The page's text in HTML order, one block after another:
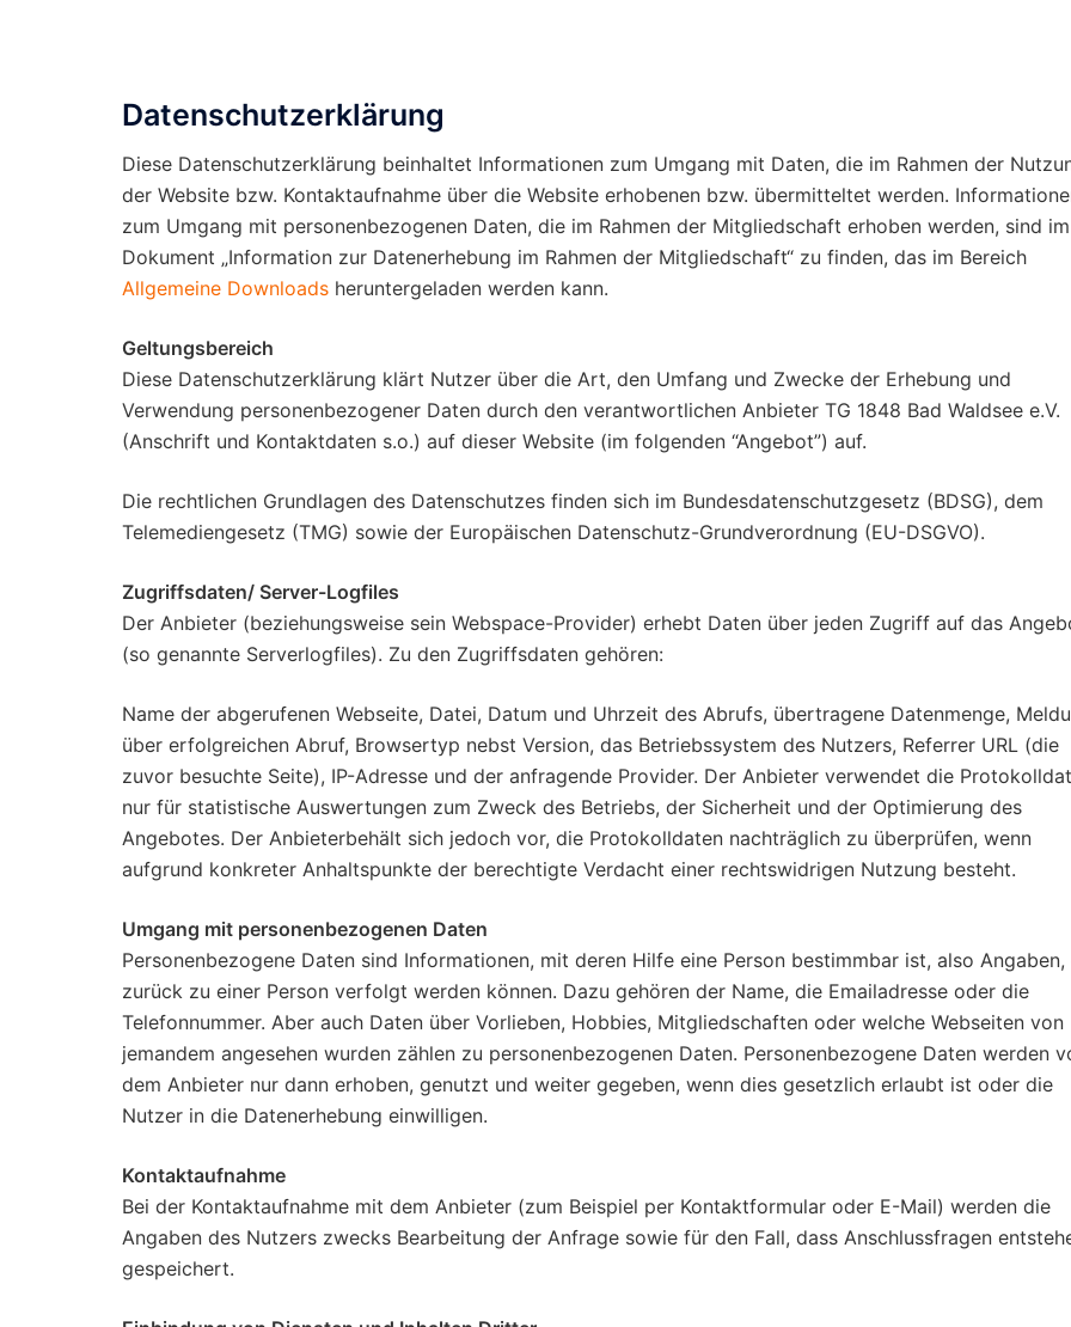
Datenschutzerklärung
Diese Datenschutzerklärung beinhaltet Informationen zum Umgang mit Daten, die im Rahmen der
der Website bzw. Kontaktaufnahme über die Website erhobenen bzw. übermitteltet werden.
zum Umgang mit personenbezogenen Daten, die im Rahmen der Mitgliedschaft erhoben werden, sind im
Dokument „Information zur Datenerhebung im Rahmen der Mitgliedschaft“ zu finden, das im Bereich
Allgemeine Downloads heruntergeladen werden kann.
Geltungsbereich
Diese Datenschutzerklärung klärt Nutzer über die Art, den Umfang und Zwecke der Erhebung und
Verwendung personenbezogener Daten durch den verantwortlichen Anbieter TG 1848 Bad Waldsee e.V.
(Anschrift und Kontaktdaten s.o.) auf dieser Website (im folgenden “Angebot”) auf.
Die rechtlichen Grundlagen des Datenschutzes finden sich im Bundesdatenschutzgesetz (BDSG), dem
Telemediengesetz (TMG) sowie der Europäischen Datenschutz-Grundverordnung (EU-DSGVO).
Zugriffsdaten/ Server-Logfiles
Der Anbieter (beziehungsweise sein Webspace-Provider) erhebt Daten über jeden Zugriff auf das
(so genannte Serverlogfiles). Zu den Zugriffsdaten gehören:
Name der abgerufenen Webseite, Datei, Datum und Uhrzeit des Abrufs, übertragene Datenmenge,
über erfolgreichen Abruf, Browsertyp nebst Version, das Betriebssystem des Nutzers, Referrer URL (die
zuvor besuchte Seite), IP-Adresse und der anfragende Provider. Der Anbieter verwendet die
nur für statistische Auswertungen zum Zweck des Betriebs, der Sicherheit und der Optimierung des
Angebotes. Der Anbieterbehält sich jedoch vor, die Protokolldaten nachträglich zu überprüfen, wenn
aufgrund konkreter Anhaltspunkte der berechtigte Verdacht einer rechtswidrigen Nutzung besteht.
Umgang mit personenbezogenen Daten
Personenbezogene Daten sind Informationen, mit deren Hilfe eine Person bestimmbar ist, also Angaben,
zurück zu einer Person verfolgt werden können. Dazu gehören der Name, die Emailadresse oder die
Telefonnummer. Aber auch Daten über Vorlieben, Hobbies, Mitgliedschaften oder welche Webseiten von
jemandem angesehen wurden zählen zu personenbezogenen Daten. Personenbezogene Daten werden
dem Anbieter nur dann erhoben, genutzt und weiter gegeben, wenn dies gesetzlich erlaubt ist oder die
Nutzer in die Datenerhebung einwilligen.
Kontaktaufnahme
Bei der Kontaktaufnahme mit dem Anbieter (zum Beispiel per Kontaktformular oder E-Mail) werden die
Angaben des Nutzers zwecks Bearbeitung der Anfrage sowie für den Fall, dass Anschlussfragen
gespeichert.